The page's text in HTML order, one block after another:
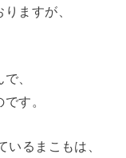
ますが、
、
す。
いるまこもは、